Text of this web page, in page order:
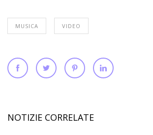
MUSICA VIDEO
NOTIZIE CORRELATE